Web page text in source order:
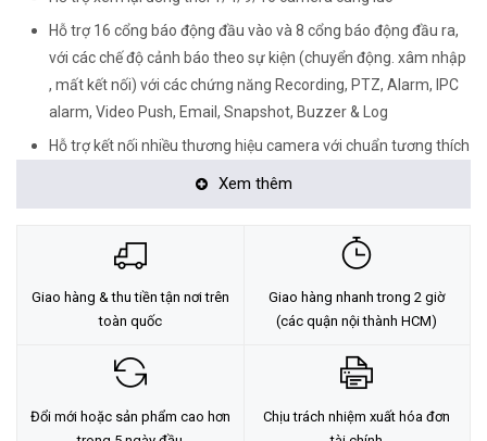
Hỗ trợ 16 cổng báo động đầu vào và 8 cổng báo động đầu ra,
với các chế độ cảnh báo theo sự kiện (chuyển động. xâm nhập
, mất kết nối) với các chứng năng Recording, PTZ, Alarm, IPC
alarm, Video Push, Email, Snapshot, Buzzer & Log
Hỗ trợ kết nối nhiều thương hiệu camera với chuẩn tương thích
Hỗ trợ 8 ổ cứng, mỗi ổ tối đa 16 TB, Hỗ trợ 1 cổng eSATA.
USB hỗ trợ 4 cổng , 2 cổng RJ45 (10/100/1000M), 1 cổng
RS232, 1 cổng RS485, 1 cổng audio vào 2 cổng ra, hỗ trợ đàm
thoại 2 chiều.
Các tính năng thông minh AI:
Bảo vệ vành đai: 4 kênh AI bởi đầu ghi hoặc 16 kênh AI bởi
Camera
Phát hiện khuôn mặt: 2 kênh AI bởi đầu ghi hoặc 16 kênh
Xem thêm
Giao hàng & thu tiền tận nơi trên
toàn quốc
Giao hàng nhanh trong 2 giờ
(các quận nội thành HCM)
Đổi mới hoặc sản phẩm cao hơn
Chịu trách nhiệm xuất hóa đơn